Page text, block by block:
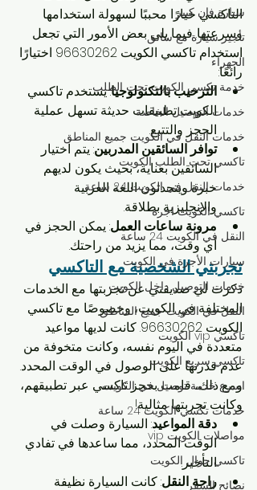
سيارة فان كبير
تأجير سيارة مع سائق
الجهراء
خدمة تكسي الكويت تحت الطلب
خدمات التوصيل الخاصة
خدمات النقل في الكويت جميع المناطق
تاكسي تحت الطلب الكويت
خدمات النقل في الكويت 24 ساعة
تاكسي الكويت اجرة
النقل في الكويت 24 ساعة
سيارات الأجرة في الكويت
خدمات التوصيل داخل الكويت
النقل في الكويت جميع المناطق
تاكسي vip الكويت
تاكسي سريع الكويت
اسرع خدمة توصيل في الكويت
خدمات تكسي الكويت 24 ساعة
مواصلات الكويت vip
تاكسي جوال الكويت
نصائح السفر
التاكسي خيارًا محببًا لسهولة استخدامها
وسرعتها. فيما يلي بعض الأمور التي تجعل
استخدام تاكسي الكويت 96630262 اختيارًا
رائعًا:
الترحيب بالتكنولوجيا: يستخدم تاكسي
الكويت تطبيقات حديثة تسهل عملية
الحجز والتتبع.
توافر السائقين المدربين: يتم اختيار
السائقين بعناية، بحيث يكون لديهم
خبرة ويتحدثون اللغة العربية
والإنجليزية بطلاقة.
مرونة ساعات العمل: يمكن الحجز في
أي وقت، مما يزيد من راحتك.
تجربتي الشخصية مع التاكسي
ذكرت لي صديقتي عن تجربتها مع الخدمات
المختلفة في الكويت، وخصوصًا مع تاكسي
الكويت 96630262. كانت لديها مواعيد
متعددة في اليوم نفسه، وكانت متخوفة من
عدم قدرتها على الوصول في الوقت المحدد.
ومع ذلك، قامت بحجز تاكسي عبر تطبيقهم،
وكانت تجربتها مثالية!
دقة المواعيد: السيارة وصلت في
الوقت المحدد، مما ساعدها في تفادي
التأخير.
راحة النقل: كانت السيارة نظيفة